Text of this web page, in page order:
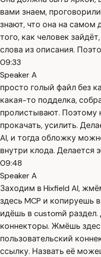
вами знаем,
знают, что она на самом
того, как человек
слова из описания.
09:33
Speaker A
просто голый файл без
какая-то подделка,
пролистывают. Поэтому
прокачать, усилить.
AI, и тогда обложку
внутри клода. Делается
09:48
Speaker A
Заходим в Hixfield AI,
здесь MCP и копируешь
идёшь в customй
коннекторы. Жмёшь
пользовательский
ссылку. Назвать её